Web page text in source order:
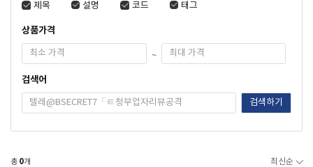
제목 설명 코드 태그
상품가격
~
검색어
검색하기
총 0개 최신순